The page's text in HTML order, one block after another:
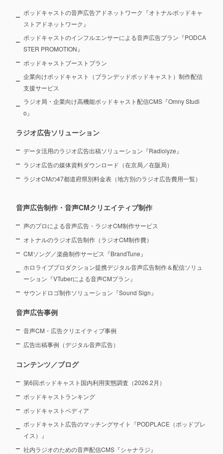
ポッドキャストの音声広告アドネットワーク『オトナルポッドキャ
ストアドネットワーク』
ポッドキャストのインフルエンサーによる音声広告プラン『PODCA
STER PROMOTION』
ポッドキャストブーストプラン
企業向けポッドキャスト（ブランデッドポッドキャスト）制作配信
支援サービス
ラジオ局・企業向け高機能ポッドキャスト配信CMS『Omny Studi
o』
ラジオ広告ソリューション
データ活用のラジオ広告出稿ソリューション『Radiolyze』
ラジオ広告の媒体資料ダウンロード（在京局／在阪局）
ラジオCMの47都道府県別料金表（地方別のラジオ広告費用一覧）
音声広告制作・音声CMクリエイティブ制作
声のプロによる音声広告・ラジオCM制作サービス
オトナルのラジオ広告制作（ラジオCM制作費）
CMソング／楽曲制作サービス『BrandTune』
ホロライブプロダクション提携デジタル音声広告制作＆配信ソリュ
ーション 『VTuberによる音声CMプラン』
サウンドロゴ制作ソリューション『Sound Sign』
音声広告事例
音声CM・広告クリエイティブ事例
広告出稿事例（デジタル音声広告）
コンテンツ／ブログ
第6回ポッドキャスト国内利用実態調査（2026.2月）
ポッドキャストランキング
ポッドキャストペディア
ポッドキャスト広告のマッチングサイト『PODPLACE（ポッドプレ
イス）』
社内ラジオのための音声配信CMS『シャナラジ』